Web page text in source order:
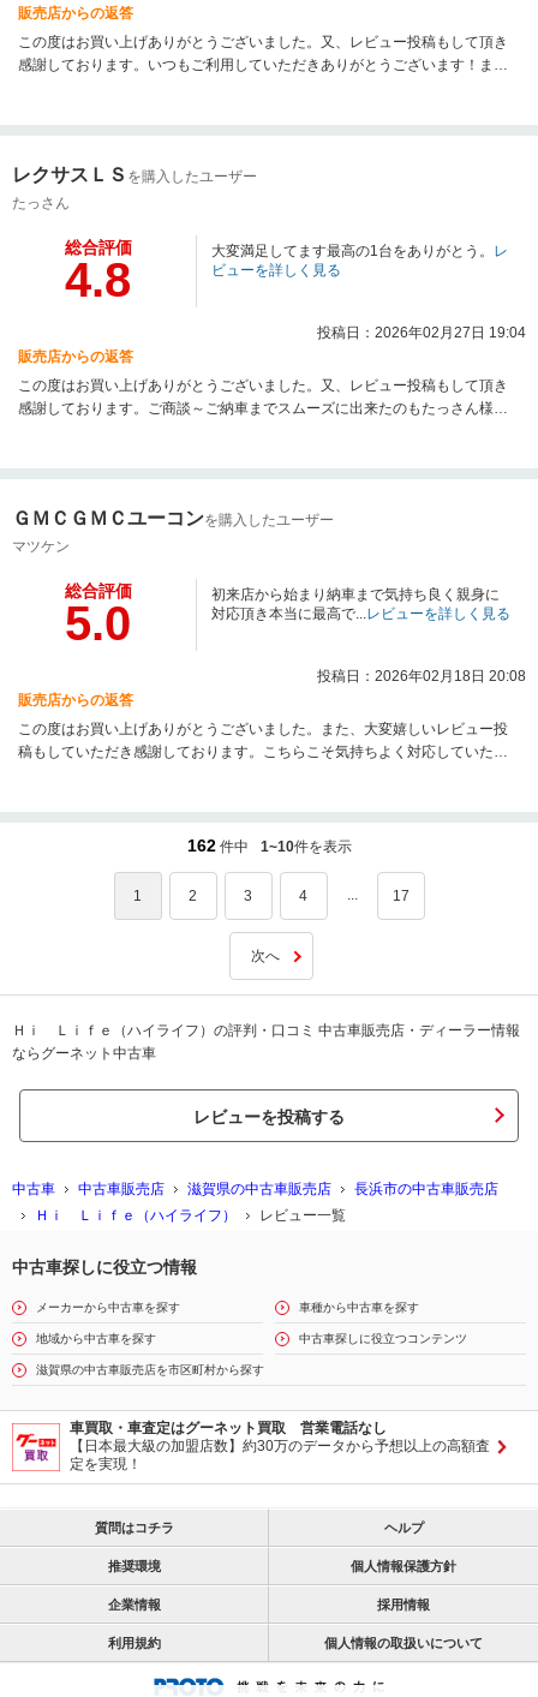
販売店からの返答
この度はお買い上げありがとうございました。又、レビュー投稿もして頂き
感謝しております。いつもご利用していただきありがとうございます！ま
レクサスＬＳ を購入したユーザー
たっさん
総合評価
4.8
大変満足してます最高の1台をありがとう。 レ
ビューを詳しく見る
投稿日：2026年02月27日 19:04
販売店からの返答
この度はお買い上げありがとうございました。又、レビュー投稿もして頂き
感謝しております。ご商談～ご納車までスムーズに出来たのもたっさん様の
なっていいただきたいです。何かございましたら何時でもお申し付けくださ
いします。素敵なHiLifeを☆
ＧＭＣＧＭＣユーコンを購入したユーザー
マツケン
総合評価
5.0
初来店から始まり納車まで気持ち良く親身に
対応頂き本当に最高で...レビューを詳しく見る
投稿日：2026年02月18日 20:08
販売店からの返答
この度はお買い上げありがとうございました。また、大変嬉しいレビュー投
稿もしていただき感謝しております。こちらこそ気持ちよく対応していただ
時でも応援しております。宣伝の方もありがとうございます！改めまして、
ご納車おめでとうございます！素敵なHiLifeを☆
162 件中 1~10件を表示
1 2 3 4 ... 17
次へ
Ｈｉ Ｌｉｆｅ（ハイライフ）の評判・口コミ 中古車販売店・ディーラー情報
ならグーネット中古車
レビューを投稿する
中古車 中古車販売店 滋賀県の中古車販売店
長浜市の中古車販売店
Ｈｉ Ｌｉｆｅ（ハイライフ）
レビュー一覧
中古車探しに役立つ情報
メーカーから中古車を探す 車種から中古車を探す
地域から中古車を探す 中古車探しに役立つコンテンツ
滋賀県の中古車販売店を市区町村から探す
車買取・車査定はグーネット買取 営業電話なし
【日本最大級の加盟店数】約30万のデータから予想以上の高額査
定を実現！
質問はコチラ ヘルプ
推奨環境 個人情報保護方針
企業情報 採用情報
利用規約 個人情報の取扱いについて